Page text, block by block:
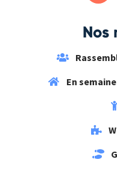
Nos
En